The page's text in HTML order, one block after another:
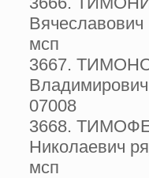
мсп
3667.
07008
3668.
Николаевич
мсп